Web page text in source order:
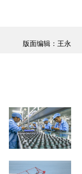
版面编辑：王永